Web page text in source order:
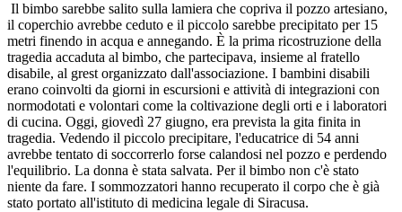
Il bimbo sarebbe salito sulla lamiera che copriva il pozzo artesiano,
il coperchio avrebbe ceduto e il piccolo sarebbe precipitato per 15
metri finendo in acqua e annegando. È la prima ricostruzione della
tragedia accaduta al bimbo, che partecipava, insieme al fratello
disabile, al grest organizzato dall'associazione. I bambini disabili
erano coinvolti da giorni in escursioni e attività di integrazioni con
normodotati e volontari come la coltivazione degli orti e i laboratori
di cucina. Oggi, giovedì 27 giugno, era prevista la gita finita in
tragedia. Vedendo il piccolo precipitare, l'educatrice di 54 anni
avrebbe tentato di soccorrerlo forse calandosi nel pozzo e perdendo
l'equilibrio. La donna è stata salvata. Per il bimbo non c'è stato
niente da fare. I sommozzatori hanno recuperato il corpo che è già
stato portato all'istituto di medicina legale di Siracusa.